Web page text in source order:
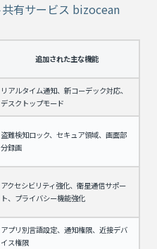
有サービス bizocean
追加された主な機能
リアルタイム通知、新コーデック対応、
デスクトップモード
盗難検知ロック、セキュア領域、画面部
分録画
アクセシビリティ強化、衛星通信サポー
ト、プライバシー機能強化
アプリ別言語設定、通知権限、近接デバ
イス権限